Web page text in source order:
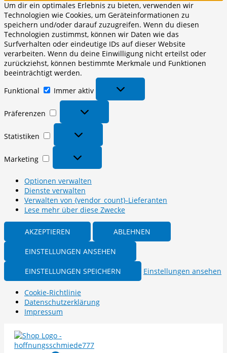
Um dir ein optimales Erlebnis zu bieten, verwenden wir
Technologien wie Cookies, um Geräteinformationen zu
speichern und/oder darauf zuzugreifen. Wenn du diesen
Technologien zustimmst, können wir Daten wie das
Surfverhalten oder eindeutige IDs auf dieser Website
verarbeiten. Wenn du deine Einwilligung nicht erteilst oder
zurückziehst, können bestimmte Merkmale und Funktionen
beeinträchtigt werden.
Funktional
Immer aktiv
Präferenzen
Präferenzen
Statistiken
Statistiken
Marketing
Marketing
Optionen verwalten
Dienste verwalten
Verwalten von {vendor_count}-Lieferanten
Lese mehr über diese Zwecke
AKZEPTIEREN ABLEHNEN
EINSTELLUNGEN ANSEHEN
EINSTELLUNGEN SPEICHERN Einstellungen ansehen
Cookie-Richtlinie
Datenschutzerklärung
Impressum
Inhalt
springen